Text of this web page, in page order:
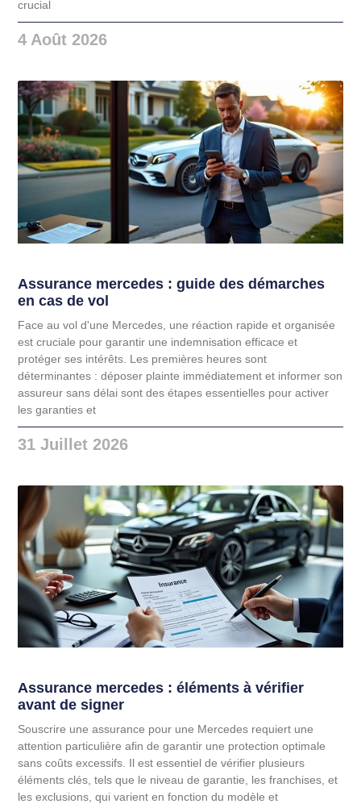
crucial
4 Août 2026
Assurance mercedes : guide des démarches
en cas de vol
Face au vol d'une Mercedes, une réaction rapide et organisée
est cruciale pour garantir une indemnisation efficace et
protéger ses intérêts. Les premières heures sont
déterminantes : déposer plainte immédiatement et informer son
assureur sans délai sont des étapes essentielles pour activer
les garanties et
31 Juillet 2026
Assurance mercedes : éléments à vérifier
avant de signer
Souscrire une assurance pour une Mercedes requiert une
attention particulière afin de garantir une protection optimale
sans coûts excessifs. Il est essentiel de vérifier plusieurs
éléments clés, tels que le niveau de garantie, les franchises, et
les exclusions, qui varient en fonction du modèle et